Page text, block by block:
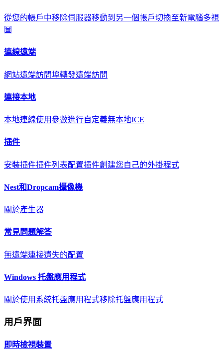
從您的帳戶中移除伺服器移動到另一個帳戶切換至新電腦多視
圖
連線遠端
網站遠端訪問埠轉發遠端訪問
連接本地
本地連線使用參數進行自定義無本地ICE
插件
安裝插件插件列表配置插件創建您自己的外掛程式
Nest和Dropcam攝像機
關於產生器
常見問題解答
無遠端連接遺失的配置
Windows 托盤應用程式
關於使用系統托盤應用程式移除托盤應用程式
用戶界面
即時檢視裝置